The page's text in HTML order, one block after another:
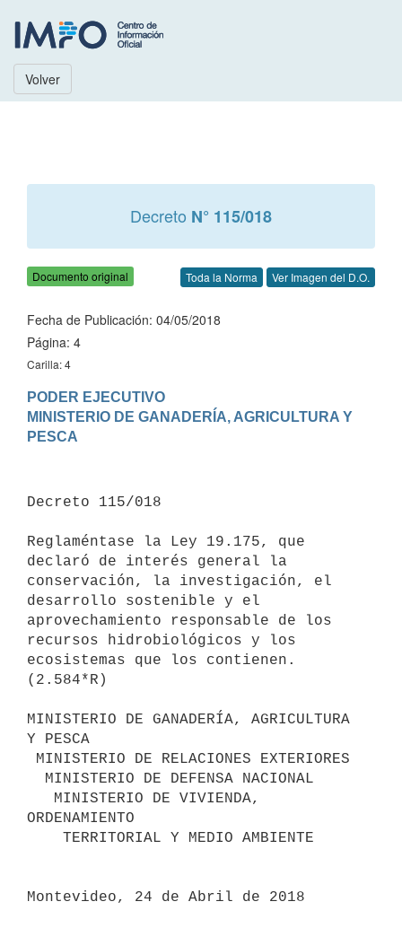
Volver
Decreto N° 115/018
Documento original Toda la Norma Ver Imagen del D.O.
Fecha de Publicación: 04/05/2018
Página: 4
Carilla: 4
PODER EJECUTIVO
MINISTERIO DE GANADERÍA, AGRICULTURA Y
Decreto 115/018
Reglaméntase la Ley 19.175, que
declaró de interés general la
conservación, la investigación, el
desarrollo sostenible y el
aprovechamiento responsable de los
recursos hidrobiológicos y los
ecosistemas que los contienen.
(2.584*R)
MINISTERIO DE GANADERÍA, AGRICULTURA
Y PESCA
ORDENAMIENTO
Montevideo, 24 de Abril de 2018